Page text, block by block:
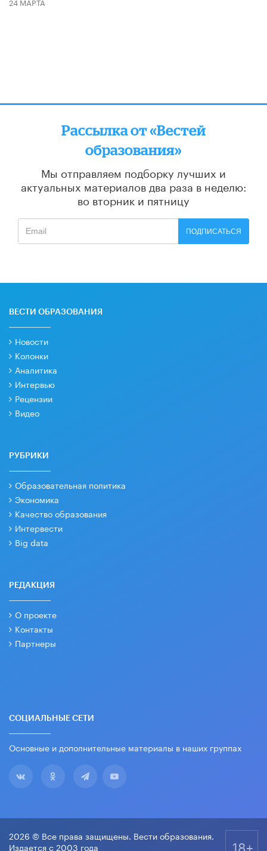
Рассылка от «Вестей
образования»
Мы отправляем подборку лучших и
актуальных материалов два раза в неделю:
во вторник и пятницу
ПОДПИСАТЬСЯ
ВЕСТИ ОБРАЗОВАНИЯ
Новости
Колонки
Аналитика
Интервью
Рецензии
Видео
РУБРИКИ
Образовательная политика
Экономика
Качество образования
Интервести
Big data
РЕДАКЦИЯ
О проекте
Контакты
Партнеры
СОЦИАЛЬНЫЕ СЕТИ
Основные и дополнительные материалы в наших группах
2026 © Все права защищены. Вести образования.
Издается с 2003 года
18+